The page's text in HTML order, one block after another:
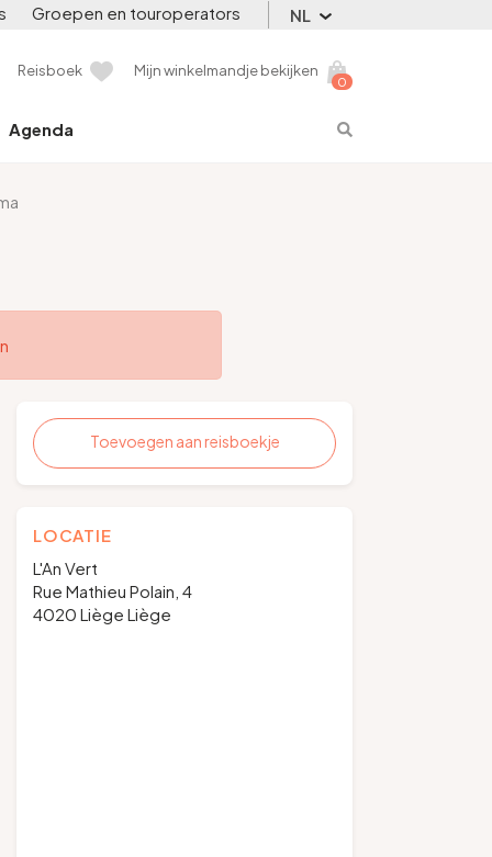
Groepen en touroperators NL
Reisboek
0
Mijn winkelmandje bekijken
Agenda
Toevoegen aan reisboekje
LOCATIE
L'An Vert
Rue Mathieu Polain, 4
4020 Liège Liège